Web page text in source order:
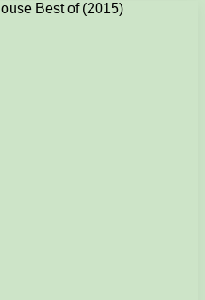
Best of (2015)